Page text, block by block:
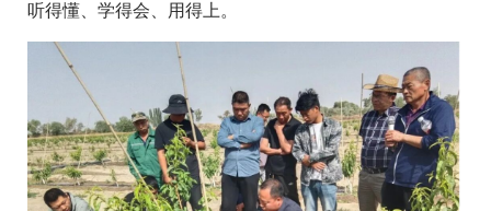
听得懂、学得会、用得上。